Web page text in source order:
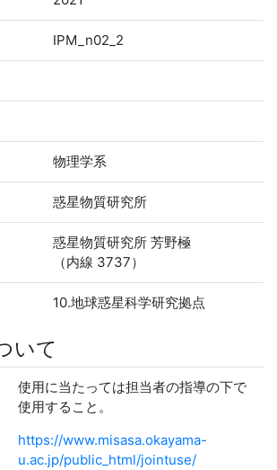
IPM_n02_2
物理学系
惑星物質研究所
惑星物質研究所 芳野極
（内線 3737）
10.地球惑星科学研究拠点
いて
使用に当たっては担当者の指導の下で
使用すること。
https://www.misasa.okayama-
u.ac.jp/public_html/jointuse/